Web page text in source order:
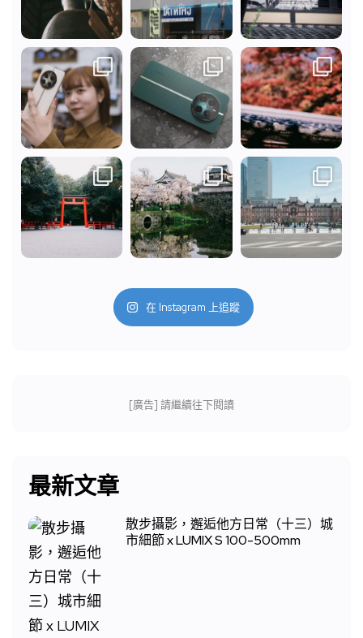
在 Instagram 上追蹤
[廣告] 請繼續往下閱讀
最新文章
散步攝影，邂逅他方日常（十三）城
市細節 x LUMIX S 100-500mm